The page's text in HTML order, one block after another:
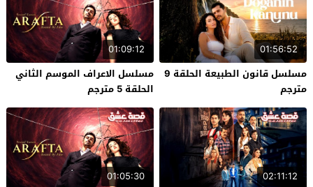
01:56:52
مسلسل قانون الطبيعة الحلقة 9
مترجم
01:09:12
مسلسل الاعراف الموسم الثاني
الحلقة 5 مترجم
02:11:12
01:05:30